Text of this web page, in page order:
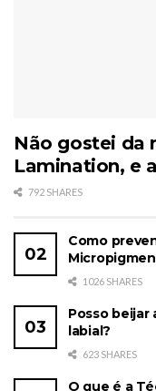
Não gostei da
Lamination, e
792 SHARES
Como
1026 SHARES
Posso
labial?
623 SHARES
O que é a